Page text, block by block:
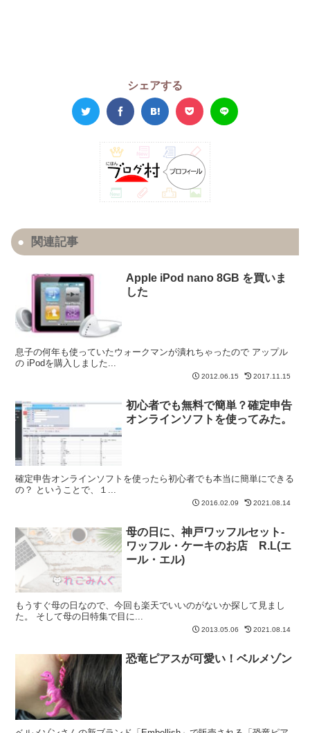
シェアする
関連記事
Apple iPod nano 8GB を買いま
した
息子の何年も使っていたウォークマンが潰れちゃったので アップル
の iPodを購入しました...
2012.06.15 2017.11.15
初心者でも無料で簡単？確定申告
オンラインソフトを使ってみた。
確定申告オンラインソフトを使ったら初心者でも本当に簡単にできる
の？ ということで、１...
2016.02.09 2021.08.14
母の日に、神戸ワッフルセット-
ワッフル・ケーキのお店 R.L(エ
ール・エル)
もうすぐ母の日なので、今回も楽天でいいのがないか探して見まし
た。 そして母の日特集で目に...
2013.05.06 2021.08.14
恐竜ピアスが可愛い！ベルメゾン